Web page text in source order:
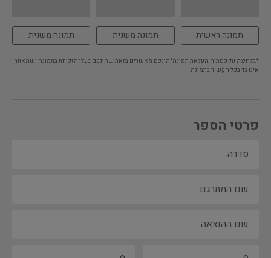
תמונה ראשית תמונה משנית תמונה משנית
*בלחיצה על כפתור 'העלאת תמונה' הינכם מאשרים בזאת שהינכם בעלי הזכויות בתמונה ושהאתר
אינו צד בכל הקשור בתמונה
פרטי הספר